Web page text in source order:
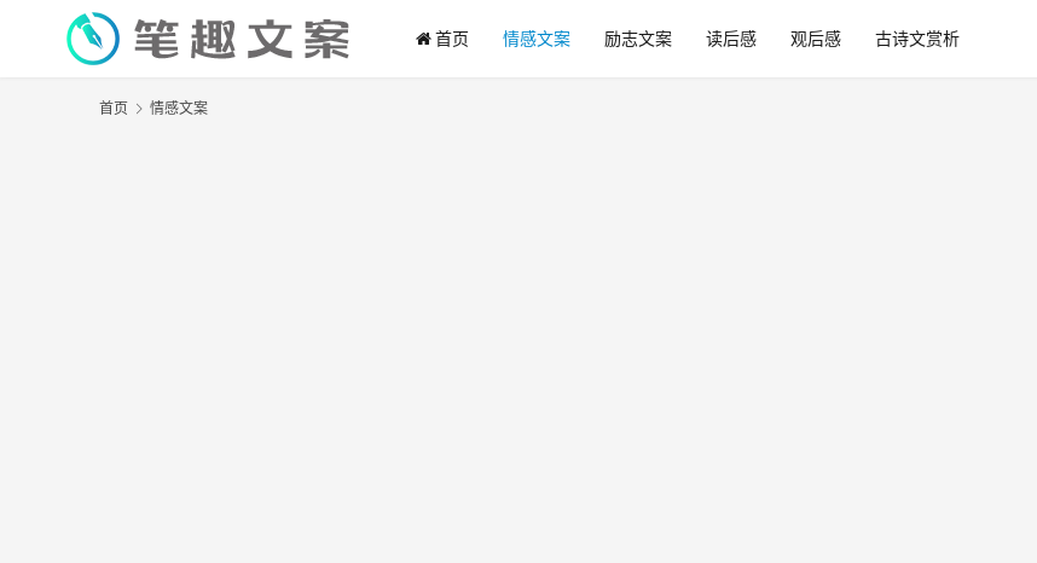
首页 情感文案 励志文案 读后感 观后感 古诗文赏析
首页 情感文案